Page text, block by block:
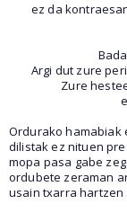
ez da
Argi dut zure
Zure
Ordurako hamabiak
dilistak ez nituen
mopa pasa gabe
ordubete zeraman
usain txarra hartzen